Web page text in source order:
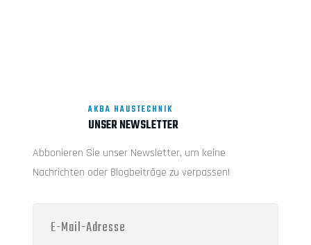
AKBA HAUSTECHNIK
UNSER NEWSLETTER
Abbonieren Sie unser Newsletter, um keine
Nachrichten oder Blogbeiträge zu verpassen!